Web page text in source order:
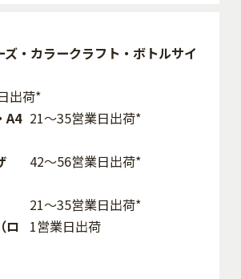
・カラークラフト・ボトルサイ
出荷*
A4 21～35営業日出荷*
42〜56営業日出荷*
21～35営業日出荷*
ロ
1営業日出荷